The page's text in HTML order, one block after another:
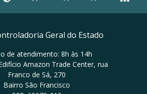
Geral do Estado
de atendimento: 8h às 14h
Amazon Trade Center, rua
Franco de Sá, 270
Bairro São Francisco